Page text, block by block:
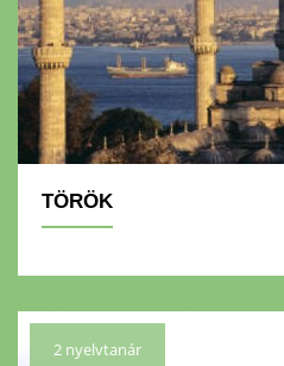
TÖRÖK
2 nyelvtanár